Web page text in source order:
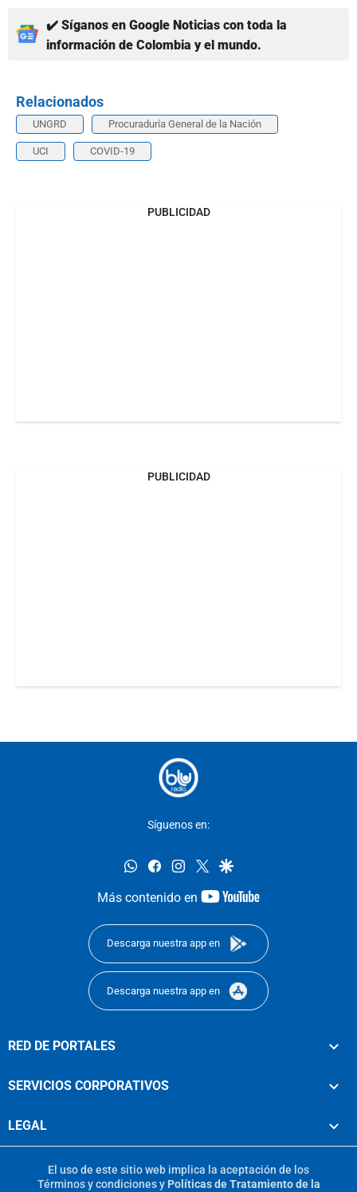
✔️ Síganos en Google Noticias con toda la
información de Colombia y el mundo.
Relacionados
UNGRD Procuraduría General de la Nación
UCI COVID-19
PUBLICIDAD
PUBLICIDAD
Síguenos en:
whatsappfacebookinstagram
twittergoogle
Más contenido en
youtube-
Descarga nuestra app en
Descarga nuestra app en
RED DE PORTALES
SERVICIOS CORPORATIVOS
LEGAL
El uso de este sitio web implica la aceptación de los
Términos y condicionesy Políticas de Tratamiento de la